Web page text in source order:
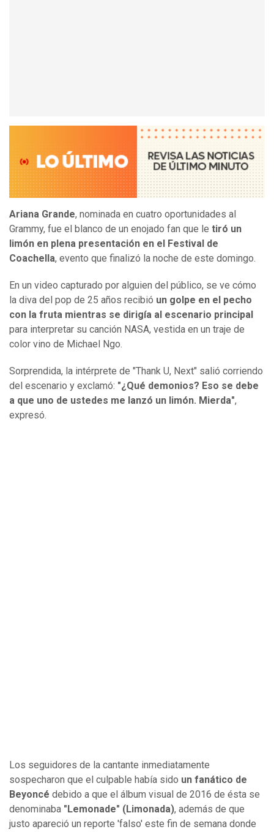
Ariana Grande, nominada en cuatro oportunidades al
Grammy, fue el blanco de un enojado fan que le tiró un
limón en plena presentación en el Festival de
Coachella, evento que finalizó la noche de este domingo.
En un video capturado por alguien del público, se ve cómo
la diva del pop de 25 años recibió un golpe en el pecho
con la fruta mientras se dirigía al escenario principal
para interpretar su canción NASA, vestida en un traje de
color vino de Michael Ngo.
Sorprendida, la intérprete de "Thank U, Next" salió corriendo
del escenario y exclamó: "¿Qué demonios? Eso se debe
a que uno de ustedes me lanzó un limón. Mierda",
expresó.
Los seguidores de la cantante inmediatamente
sospecharon que el culpable había sido un fanático de
Beyoncé debido a que el álbum visual de 2016 de ésta se
denominaba "Lemonade" (Limonada), además de que
justo apareció un reporte 'falso' este fin de semana donde